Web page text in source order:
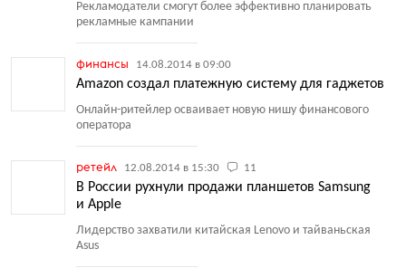
Рекламодатели смогут более эффективно планировать
рекламные кампании
финансы 14.08.2014 в 09:00
Amazon создал платежную систему для гаджетов
Онлайн-ритейлер осваивает новую нишу финансового
оператора
ретейл 12.08.2014 в 15:30 11
В России рухнули продажи планшетов Samsung
и Apple
Лидерство захватили китайская Lenovo и тайваньская
Asus